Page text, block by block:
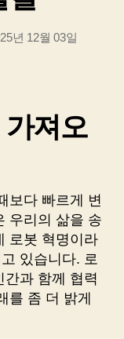
년 12월 03일
져오
보다 빠르게 변
우리의 삶을 송
로봇 혁명이라
있습니다. 로
과 함께 협력
를 좀 더 밝게